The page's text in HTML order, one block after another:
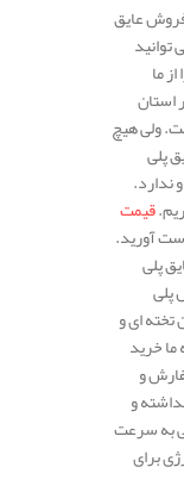
عایق
توانید
ما
استان
ولی هیچ
پلی
ندارد.
قیمت
آورید.
پلی
پلی
تخته ای و
ما خرید
و
و
به سرعت
برای